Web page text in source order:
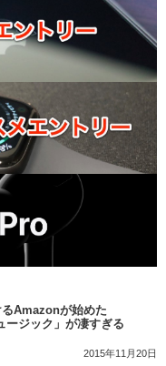
Amazonが始めた
ージック」が凄すぎる
2015年11月20日